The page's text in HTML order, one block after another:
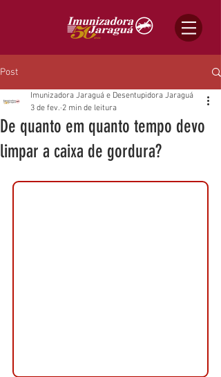
Post
De quanto em quanto tempo devo
limpar a caixa de gordura?
Imunizadora Jaraguá e Desentupidora Jaraguá
3 de fev. 2 min de leitura